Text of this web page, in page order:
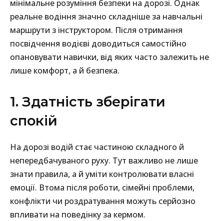
мінімальне розуміння безпеки на дорозі. Однак
реальне водіння значно складніше за навчальні
маршрути з інструктором. Після отримання
посвідчення водієві доводиться самостійно
опановувати навички, від яких часто залежить не
лише комфорт, а й безпека.
1. Здатність зберігати
спокій
На дорозі водій стає частиною складного й
непередбачуваного руху. Тут важливо не лише
знати правила, а й уміти контролювати власні
емоції. Втома після роботи, сімейні проблеми,
конфлікти чи роздратування можуть серйозно
впливати на поведінку за кермом.